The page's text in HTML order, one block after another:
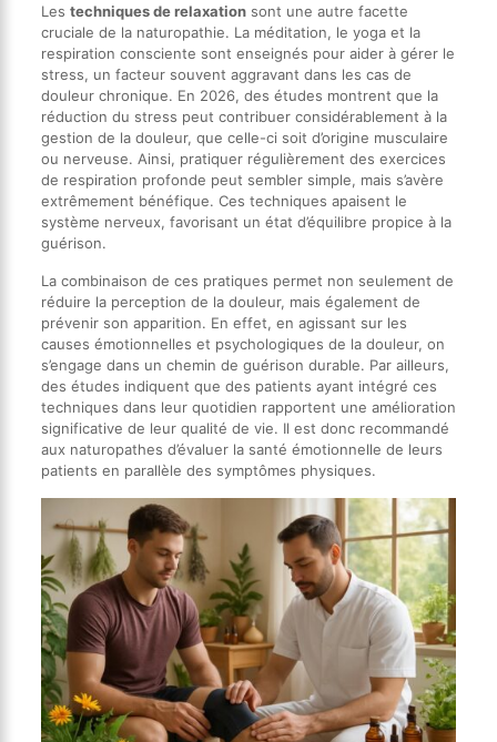
Les techniques de relaxationsont une autre facette
cruciale de la naturopathie. La méditation, le yoga et la
respiration consciente sont enseignés pour aider à gérer le
stress, un facteur souvent aggravant dans les cas de
douleur chronique. En 2026, des études montrent que la
réduction du stress peut contribuer considérablement à la
gestion de la douleur, que celle-ci soit d’origine musculaire
ou nerveuse. Ainsi, pratiquer régulièrement des exercices
de respiration profonde peut sembler simple, mais s’avère
extrêmement bénéfique. Ces techniques apaisent le
système nerveux, favorisant un état d’équilibre propice à la
guérison.
La combinaison de ces pratiques permet non seulement de
réduire la perception de la douleur, mais également de
prévenir son apparition. En effet, en agissant sur les
causes émotionnelles et psychologiques de la douleur, on
s’engage dans un chemin de guérison durable. Par ailleurs,
des études indiquent que des patients ayant intégré ces
techniques dans leur quotidien rapportent une amélioration
significative de leur qualité de vie. Il est donc recommandé
aux naturopathes d’évaluer la santé émotionnelle de leurs
patients en parallèle des symptômes physiques.